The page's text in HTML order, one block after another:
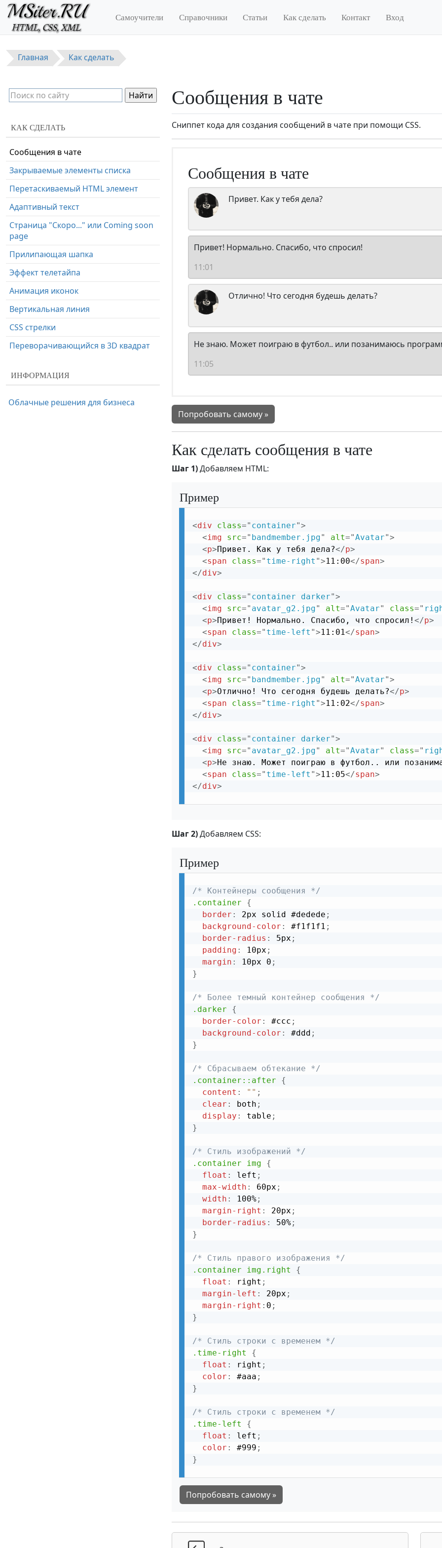
Перейти к основному содержанию
Самоучители Справочники Статьи Как сделать Контакт Вход
Главная Как сделать
Сообщения в чате
Сниппет кода для создания сообщений в чате при помощи CSS.
Сообщения в чате
Привет. Как у тебя дела?
Привет! Нормально. Спасибо, что спросил!
11:01
Отлично! Что сегодня будешь делать?
Не знаю. Может поиграю в футбол.. или позанимаюсь
11:05
Попробовать самому »
Как сделать сообщения в чате
Шаг 1)Добавляем HTML:
Пример
<div class=" container">
<img src=" bandmember.jpg" alt="Avatar">
<p>Привет. Как у тебя дела?</p>
<span class=" time-right ">11:00</span>
</div>
<div class=" container darker">
<img src=" avatar_g2.jpg" alt="Avatar" class="
<p>Привет! Нормально. Спасибо, что спросил! </p>
<span class=" time-left ">11:01</span>
</div>
<div class=" container">
<img src=" bandmember.jpg" alt="Avatar">
<p>Отлично! Что сегодня будешь делать?</p>
<span class=" time-right ">11:02</span>
</div>
<div class=" container darker">
<img src=" avatar_g2.jpg" alt="Avatar" class="
<p>Не знаю. Может поиграю в футбол.. или
<span class=" time-left ">11:05</span>
</div>
Шаг 2)Добавляем CSS:
Пример
/* Контейнеры сообщения */
.container
{
border : 2px solid #dedede ;
background-color : #f1f1f1 ;
border-radius : 5px ;
padding : 10px ;
margin : 10px 0 ;
}
/* Более темный контейнер сообщения */
.darker
{
border-color : #ccc ;
background-color : #ddd ;
}
/* Сбрасываем обтекание */
.container::after
{
content : "" ;
clear : both ;
display : table ;
}
/* Стиль изображений */
.container img
{
float : left ;
max-width : 60px ;
width : 100%;
margin-right : 20px ;
border-radius : 50%;
}
/* Стиль правого изображения */
.container img.right
{
float : right ;
margin-left : 20px ;
margin-right : 0 ;
}
/* Стиль строки с временем */
.time-right
{
float : right ;
color : #aaa ;
}
/* Стиль строки с временем */
.time-left
{
float : left ;
color : #999 ;
}
Попробовать самому »
КАК СДЕЛАТЬ
Выпадающий пункт меню в
навигационной панели
Поисковая панель
Полноэкранное оверлейное меню
Разное
Полноэкранное видео в фоновом
режиме
Сообщения в чате
Закрываемые элементы списка
Перетаскиваемый HTML элемент
Адаптивный текст
Страница "Скоро..." или Coming soon
page
Прилипающая шапка
Эффект телетайпа
Анимация иконок
Вертикальная линия
CSS стрелки
Переворачивающийся в 3D квадрат
JavaScript анимация на веб-странице
Уровни навыков
ИНФОРМАЦИЯ
Облачные решения для бизнеса